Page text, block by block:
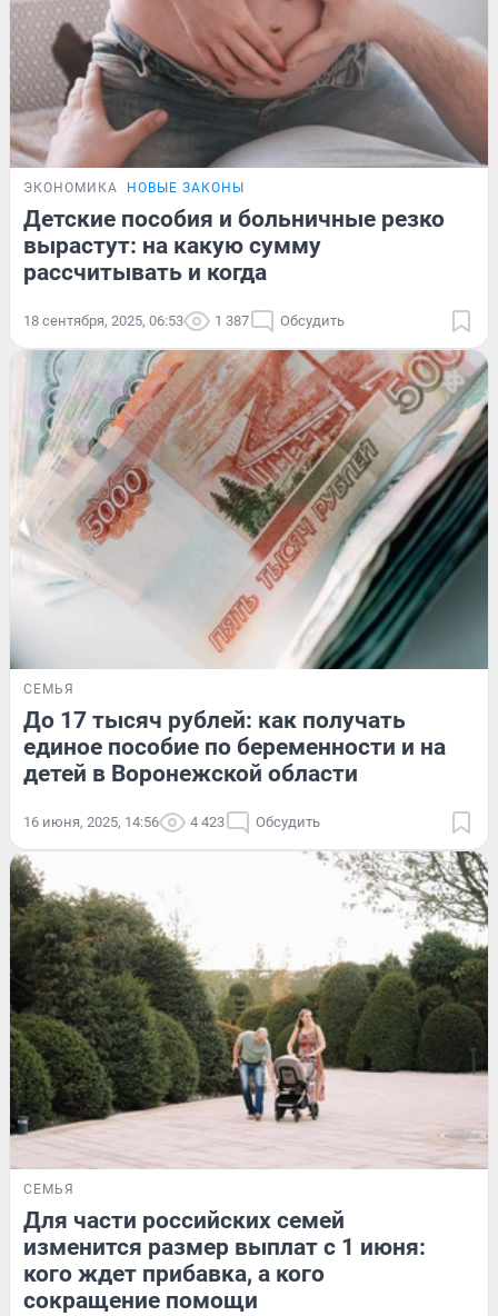
ЭКОНОМИКА НОВЫЕ ЗАКОНЫ
Детские пособия и больничные резко
вырастут: на какую сумму
рассчитывать и когда
18 сентября, 2025, 06:53 1 387 Обсудить
СЕМЬЯ
До 17 тысяч рублей: как получать
единое пособие по беременности и на
детей в Воронежской области
16 июня, 2025, 14:56 4 423 Обсудить
СЕМЬЯ
Для части российских семей
изменится размер выплат с 1 июня:
кого ждет прибавка, а кого
сокращение помощи